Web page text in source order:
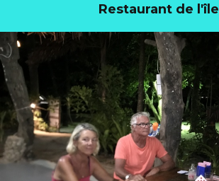
Restaurant de l'île